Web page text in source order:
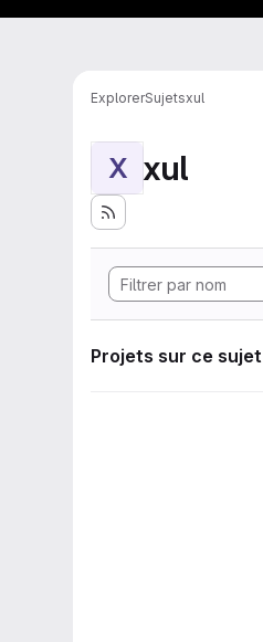
ExplorerSujetsxul
X xul
Projets sur ce sujet